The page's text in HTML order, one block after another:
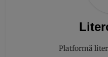
Platformă